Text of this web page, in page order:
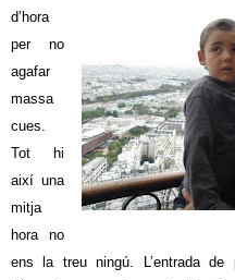
d’hora
per no
agafar
massa
cues.
Tot hi
així una
mitja
hora no
ens la treu ningú. L’entrada